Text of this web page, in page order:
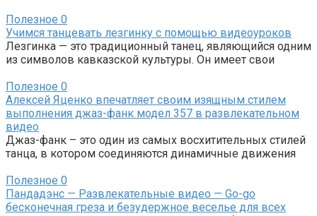
Полезное 0
Учимся танцевать лезгинку с помощью видеоуроков
Лезгинка — это традиционный танец, являющийся одним
из символов кавказской культуры. Он имеет свои
Полезное 0
Алексей Яценко впечатляет своим изящным стилем
выполнения джаз-фанк модел 357 в развлекательном
видео
Джаз-фанк – это один из самых восхитительных стилей
танца, в котором соединяются динамичные движения
Полезное 0
Пандадэнс — Развлекательные видео — Go-go
бесконечная греза и безудержное веселье для всех